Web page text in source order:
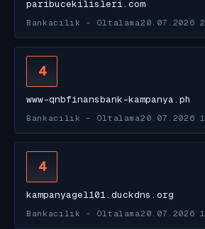
paribucekilisleri.com
Bankacılık - Oltalama20.07.2026
4
www-qnbfinansbank-kampanya.ph
Bankacılık - Oltalama20.07.2026
4
kampanyagel101.duckdns.org
Bankacılık - Oltalama20.07.2026